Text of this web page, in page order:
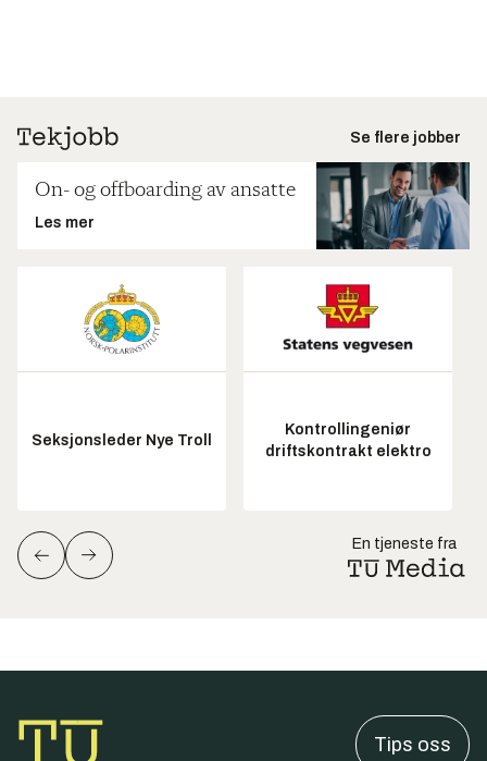
Se flere jobber
On- og offboarding av ansatte
Les mer
Seksjonsleder Nye Troll
Kontrollingeniør
driftskontrakt elektro
En tjeneste fra
Tips oss